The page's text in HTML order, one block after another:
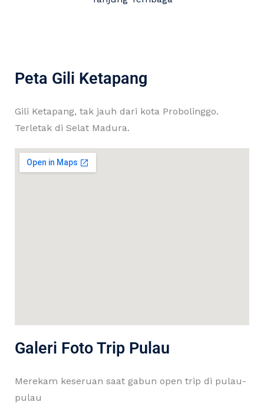
Peta Gili Ketapang
Gili Ketapang, tak jauh dari kota Probolinggo.
Terletak di Selat Madura.
Galeri Foto Trip Pulau
Merekam keseruan saat gabun open trip di pulau-
pulau